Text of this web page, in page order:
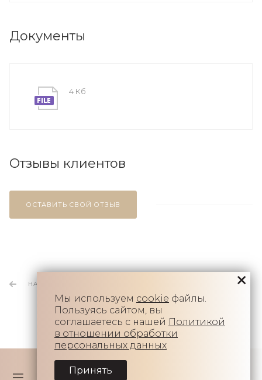
Документы
4 Кб
Отзывы клиентов
ОСТАВИТЬ СВОЙ ОТЗЫВ
НАЗАД К СПИСКУ
Мы используем cookie файлы.
Пользуясь сайтом, вы
соглашаетесь с нашей Политикой
в отношении обработки
персональных данных
Принять